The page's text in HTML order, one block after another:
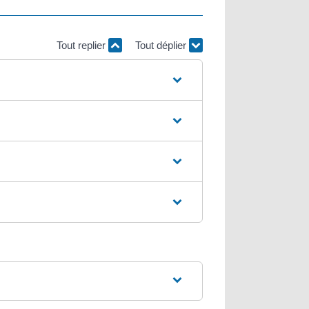
Tout replier Tout déplier